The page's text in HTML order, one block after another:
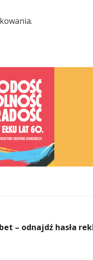
– odnajdź hasła